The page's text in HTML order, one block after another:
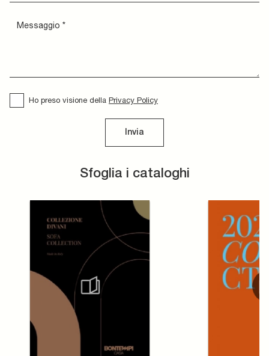
Sfoglia i cataloghi
Ho preso visione della Privacy Policy
Invia